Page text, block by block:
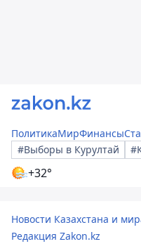
ПолитикаМирФинансы
#Выборы в Курултай
+32°
Новости Казахстана и
Редакция Zakon.kz